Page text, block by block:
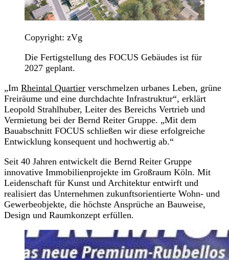
Copyright: zVg
Die Fertigstellung des FOCUS Gebäudes ist für
2027 geplant.
„Im Rheintal Quartier verschmelzen urbanes Leben, grüne
Freiräume und eine durchdachte Infrastruktur“, erklärt
Leopold Strahlhuber, Leiter des Bereichs Vertrieb und
Vermietung bei der Bernd Reiter Gruppe. „Mit dem
Bauabschnitt FOCUS schließen wir diese erfolgreiche
Entwicklung konsequent und hochwertig ab.“
Seit 40 Jahren entwickelt die Bernd Reiter Gruppe
innovative Immobilienprojekte im Großraum Köln. Mit
Leidenschaft für Kunst und Architektur entwirft und
realisiert das Unternehmen zukunftsorientierte Wohn- und
Gewerbeobjekte, die höchste Ansprüche an Bauweise,
Design und Raumkonzept erfüllen.